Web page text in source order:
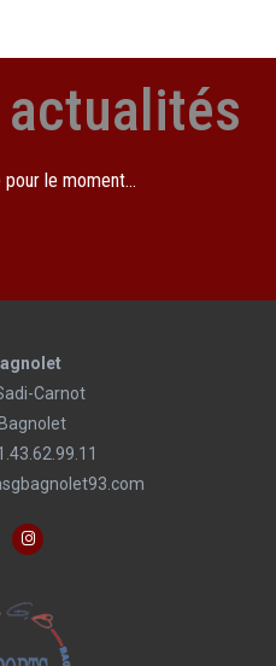
actualités
le moment...
Carnot